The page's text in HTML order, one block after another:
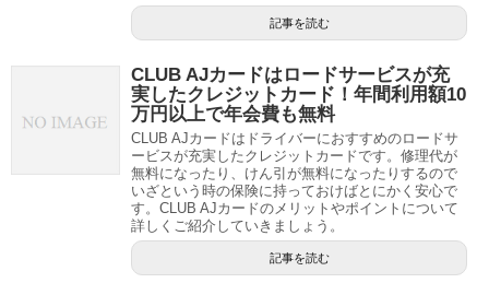
記事を読む
CLUB AJカードはロードサービスが充
実したクレジットカード！年間利用額10
万円以上で年会費も無料
CLUB AJカードはドライバーにおすすめのロードサ
ービスが充実したクレジットカードです。修理代が
無料になったり、けん引が無料になったりするので
いざという時の保険に持っておけばとにかく安心で
す。CLUB AJカードのメリットやポイントについて
詳しくご紹介していきましょう。
記事を読む